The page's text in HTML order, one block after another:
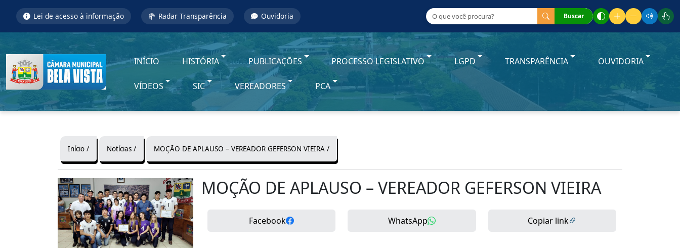
Lei de acesso à informação Radar Transparência Ouvidoria Buscar
INÍCIO HISTÓRIA PUBLICAÇÕES PROCESSO LEGISLATIVO LGPD TRANSPARÊNCIA OUVIDORIA
VÍDEOS SIC VEREADORES PCA
Início / Notícias / MOÇÃO DE APLAUSO – VEREADOR GEFERSON VIEIRA /
MOÇÃO DE APLAUSO – VEREADOR GEFERSON VIEIRA
Facebook WhatsApp Copiar link